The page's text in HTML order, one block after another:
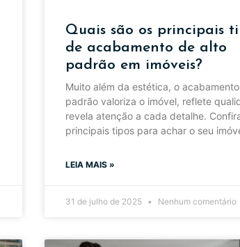
Quais são os principais
de acabamento de alto
padrão em imóveis?
Muito além da estética, o
padrão valoriza o imóvel, reflete
revela atenção a cada detalhe.
principais tipos para achar o seu
LEIA MAIS »
31 de julho de 2025 Nenhum comentário